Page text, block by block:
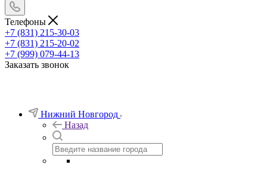
Телефоны
+7 (831) 215-30-03
+7 (831) 215-20-02
+7 (999) 079-44-13
Заказать звонок
Нижний Новгород
Назад